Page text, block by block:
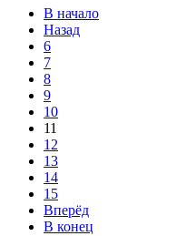
В начало
Назад
6
7
8
9
10
11
12
13
14
15
Вперёд
В конец